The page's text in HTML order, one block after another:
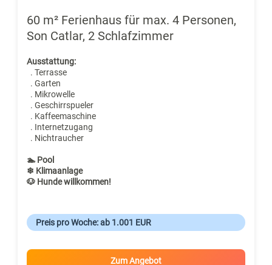
60 m² Ferienhaus für max. 4 Personen,
Son Catlar, 2 Schlafzimmer
Ausstattung:
. Terrasse
. Garten
. Mikrowelle
. Geschirrspueler
. Kaffeemaschine
. Internetzugang
. Nichtraucher
🏊 Pool
❄ Klimaanlage
🐶 Hunde willkommen!
Preis pro Woche: ab 1.001 EUR
Zum Angebot